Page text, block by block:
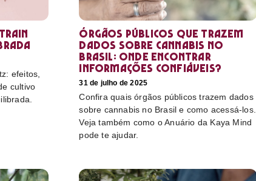
efeitos,
cultivo
Órgãos públicos que trazem
dados sobre cannabis no
Brasil: onde encontrar
informações confiáveis?
31 de julho de 2025
Confira quais órgãos públicos trazem dados
sobre cannabis no Brasil e como acessá-los.
Veja também como o Anuário da Kaya Mind
pode te ajudar.